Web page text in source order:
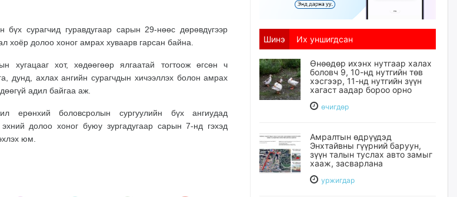
бүх сурагчид гуравдугаар сарын 29-нөөс дөрөвдүгээр
хоёр долоо хоног амрах хуваарв гарсан байна.
хугацааг хот, хөдөөгөөр ялгаатай тогтоож өгсөн ч
дунд, ахлах ангийн сурагчдын хичээллэх болон амрах
адил байгаа аж.
ерөнхий боловсролын сургуулийн бүх ангиудад
эхний долоо хоног буюу зургадугаар сарын 7-нд гэхэд
юм.
Шинэ Их уншигдсан
Өнөөдөр ихэнх нутгаар халах
боловч 9, 10-нд нутгийн төв
хэсгээр, 11-нд нутгийн зүүн
хагаст аадар бороо орно
өчигдѳр
Амралтын өдрүүдэд
Энхтайвны гүүрний баруун,
зүүн талын туслах авто замыг
хааж, засварлана
уржигдар